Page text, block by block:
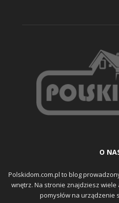
O
Polskidom.com.pl to blog
wnętrz. Na stronie znajdziesz
pomysłów na urządzenie